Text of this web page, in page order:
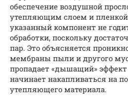
обеспечение воздушной
утепляющим слоем и
указанный компонент не
обработки, поскольку
пар. Это объясняется
мембраны пыли и другого
пропадает «дышащий» эффект
начинает накапливаться на
утепляющего материала.